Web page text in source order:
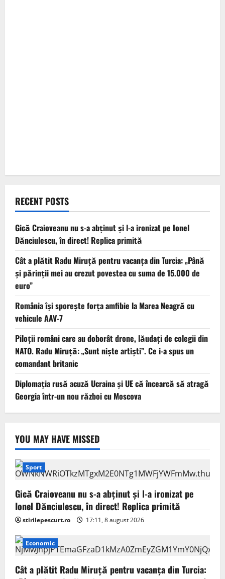
RECENT POSTS
Gică Craioveanu nu s-a abținut și l-a ironizat pe Ionel
Dănciulescu, în direct! Replica primită
Cât a plătit Radu Miruță pentru vacanța din Turcia: „Până
și părinții mei au crezut povestea cu suma de 15.000 de
euro”
România își sporește forța amfibie la Marea Neagră cu
vehicule AAV-7
Piloții români care au doborât drone, lăudați de colegii din
NATO. Radu Miruță: „Sunt niște artiști”. Ce i-a spus un
comandant britanic
Diplomaţia rusă acuză Ucraina şi UE că încearcă să atragă
Georgia într-un nou război cu Moscova
YOU MAY HAVE MISSED
Sport
Gică Craioveanu nu s-a abținut și l-a ironizat pe
Ionel Dănciulescu, în direct! Replica primită
stirilepescurt.ro 17:11, 8 august 2026
Economic
Cât a plătit Radu Miruță pentru vacanța din Turcia: